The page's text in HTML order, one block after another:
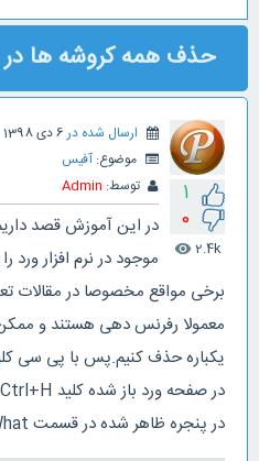
حذف همه کروشه ها در
1
0
2.4k
visibility
ارسال شده در 6 دی 1398
موضوع: آفیس
توسط: Admin
در این آموزش قصد
موجود در نرم افزار ورد
برخی مواقع مخصوصا در مقالات
معمولا رفرنس دهی هستند و
یکباره حذف کنیم.پس با پی سی
در صفحه ورد باز شده کلید Ctrl+H را بزنید.
در پنجره ظاهر شده در قسمت Find What عبارت زیر را وارد کنید :